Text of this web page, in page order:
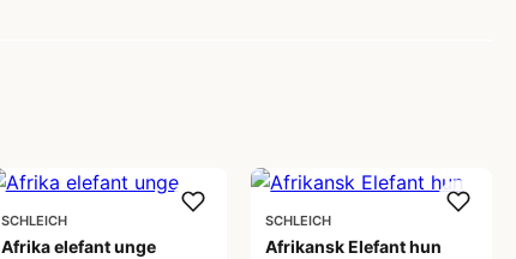
SCHLEICH
Afrika elefant unge
SCHLEICH
Afrikansk Elefant hun